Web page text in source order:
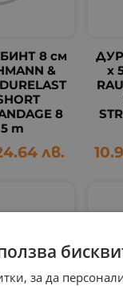
8 см
&
8
m
лв.
х
за да